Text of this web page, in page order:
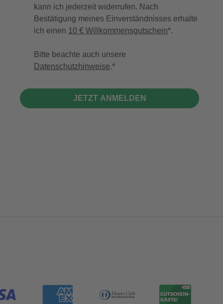
kann ich jederzeit widerrufen. Nach
Bestätigung meines Einverständnisses erhalte
ich einen 10 € Willkommensgutschein*.
Bitte beachte auch unsere
Datenschutzhinweise.
JETZT ANMELDEN